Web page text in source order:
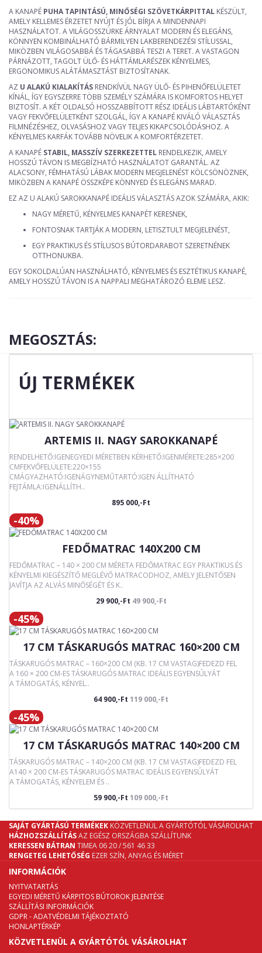
A KANAPÉ PUHA TAPINTÁSÚ, MINŐSÉGI SZÖVETKÁRPITTAL KÉSZÜLT,
AMELY KELLEMES ÉRZETET NYÚJT ÉS JÓL BÍRJA A MINDENNAPI
HASZNÁLATOT. A VILÁGOSSZÜRKE ÁRNYALAT MODERN ÉS ELEGÁNS,
KÖNNYEN KOMBINÁLHATÓ BÁRMILYEN LAKBERENDEZÉSI STÍLUSSAL,
MIKÖZBEN VILÁGOSABBÁ ÉS TÁGASABBÁ TESZI A TERET. A VASTAGON
PÁRNÁZOTT, TAGOLT ÜLŐ- ÉS HÁTTÁMLARÉSZEK KÉNYELMES,
ERGONOMIKUS ALÁTÁMASZTÁST BIZTOSÍTANAK.
AZ U ALAKÚ KIALAKÍTÁS RENDKÍVÜL NAGY ÜLŐ- ÉS PIHENŐFELÜLETET
KÍNÁL, ÍGY EGYSZERRE TÖBB SZEMÉLY SZÁMÁRA IS KOMFORTOS HELYET
BIZTOSÍT. A KÉT OLDALSÓ HOSSZABBÍTOTT RÉSZ IDEÁLIS LÁBTARTÓKÉNT
VAGY FEKVŐFELÜLETKÉNT SZOLGÁL, ÍGY A KANAPÉ KIVÁLÓ VÁLASZTÁS
FILMNÉZÉSHEZ, OLVASÁSHOZ VAGY TELJES KIKAPCSOLÓDÁSHOZ. A
KÉNYELMES KARFÁK TOVÁBB NÖVELIK A KOMFORTÉRZETET.
A KANAPÉ STABIL, MASSZÍV SZERKEZETTEL RENDELKEZIK, AMELY
HOSSZÚ TÁVON IS MEGBÍZHATÓ HASZNÁLATOT GARANTÁL. AZ
ALACSONY, FÉMHATÁSÚ LÁBAK MODERN MEGJELENÉST KÖLCSÖNÖZNEK,
MIKÖZBEN A KANAPÉ ÖSSZKÉPE KÖNNYED ÉS ELEGÁNS MARAD.
EZ AZ U ALAKÚ SAROKKANAPÉ IDEÁLIS VÁLASZTÁS AZOK SZÁMÁRA, AKIK:
NAGY MÉRETŰ, KÉNYELMES KANAPÉT KERESNEK,
FONTOSNAK TARTJÁK A MODERN, LETISZTULT MEGJELENÉST,
EGY PRAKTIKUS ÉS STÍLUSOS BÚTORDARABOT SZERETNÉNEK
OTTHONUKBA.
EGY SOKOLDALÚAN HASZNÁLHATÓ, KÉNYELMES ÉS ESZTÉTIKUS KANAPÉ,
AMELY HOSSZÚ TÁVON IS A NAPPALI MEGHATÁROZÓ ELEME LESZ.
MEGOSZTÁS:
ÚJ TERMÉKEK
ARTEMIS II. NAGY SAROKKANAPÉ
RENDELHETŐ:IGENEGYEDI MÉRETBEN KÉRHETŐ:IGENMÉRETE:285×200
CMFEKVŐFELÜLETE:220×155
CMÁGYAZHATÓ:IGENÁGYNEMŰTARTÓ:IGEN ÁLLÍTHATÓ
FEJTÁMLA:IGENÁLLÍTH..
895 000,-Ft
-40%
FEDŐMATRAC 140X200 CM
FEDŐMATRAC – 140 × 200 CM MÉRETA FEDŐMATRAC EGY PRAKTIKUS ÉS
KÉNYELMI KIEGÉSZÍTŐ MEGLÉVŐ MATRACODHOZ, AMELY JELENTŐSEN
JAVÍTJA AZ ALVÁS MINŐSÉGÉT ÉS K..
29 900,-Ft 49 900,-Ft
-45%
17 CM TÁSKARUGÓS MATRAC 160×200 CM
TÁSKARUGÓS MATRAC – 160×200 CM (KB. 17 CM VASTAG)FEDEZD FEL
A 160 × 200 CM-ES TÁSKARUGÓS MATRAC IDEÁLIS EGYENSÚLYÁT
A TÁMOGATÁS, KÉNYEL..
64 900,-Ft 119 000,-Ft
-45%
17 CM TÁSKARUGÓS MATRAC 140×200 CM
TÁSKARUGÓS MATRAC – 140×200 CM (KB. 17 CM VASTAG)FEDEZD FEL
A140 × 200 CM-ES TÁSKARUGÓS MATRAC IDEÁLIS EGYENSÚLYÁT
A TÁMOGATÁS, KÉNYELEM ÉS ..
59 900,-Ft 109 000,-Ft
SAJÁT GYÁRTÁSÚ TERMÉKEK KÖZVETLENÜL A GYÁRTÓTÓL VÁSÁROLHAT
HÁZHOZSZÁLLÍTÁSAZ EGÉSZ ORSZÁGBA SZÁLLÍTUNK
KERESSEN BÁTRAN TIMEA 06 20 / 561 46 33
RENGETEG LEHETŐSÉG EZER SZÍN, ANYAG ÉS MÉRET
INFORMÁCIÓK
NYITVATARTÁS
EGYEDI MÉRETŰ KÁRPITOS BÚTOROK JELENTÉSE
SZÁLLÍTÁSI INFORMÁCIÓK
GDPR - ADATVÉDELMI TÁJÉKOZTATÓ
HONLAPTÉRKÉP
KÖZVETLENÜL A GYÁRTÓTÓL VÁSÁROLHAT